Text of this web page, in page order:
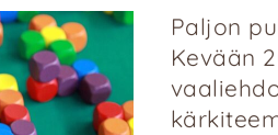
Paljon
Kevään